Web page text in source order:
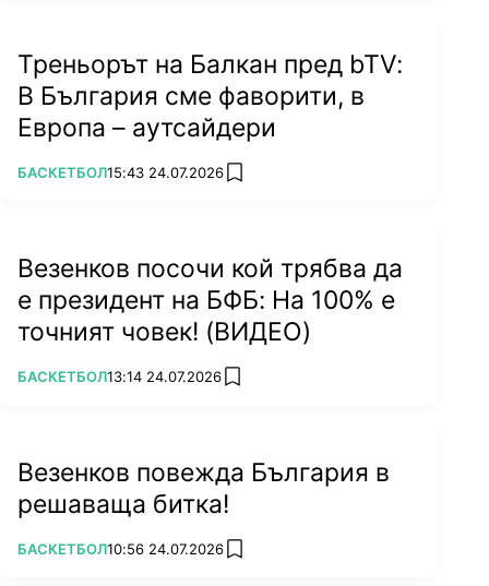
Треньорът на Балкан пред bTV:
В България сме фаворити, в
Европа – аутсайдери
ПОВЕЧЕ ОТ
БАСКЕТБОЛ15:43 24.07.2026 add favorites
Везенков посочи кой трябва да
е президент на БФБ: На 100% е
точният човек! (ВИДЕО)
ПОВЕЧЕ ОТ
БАСКЕТБОЛ13:14 24.07.2026 add favorites
Везенков повежда България в
решаваща битка!
ПОВЕЧЕ ОТ
БАСКЕТБОЛ10:56 24.07.2026 add favorites